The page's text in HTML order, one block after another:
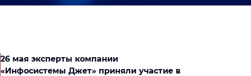
26 мая эксперты компании
«Инфосистемы Джет» приняли участие в